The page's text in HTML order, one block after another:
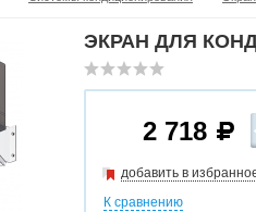
ЭКРАН ДЛЯ
2 718
добавить в
К сравнению